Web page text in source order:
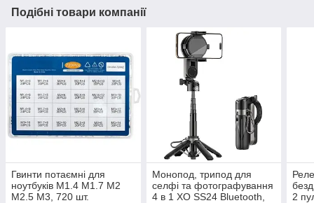
Подібні товари компанії
Гвинти потаємні для
ноутбуків M1.4 М1.7 М2
М2.5 M3, 720 шт.
Монопод, трипод для
селфі та фотографування
4 в 1 XO SS24 Bluetooth,
2